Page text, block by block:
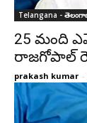
Telangana -
25 మంది
రాజగోపాల్
prakash kumar -